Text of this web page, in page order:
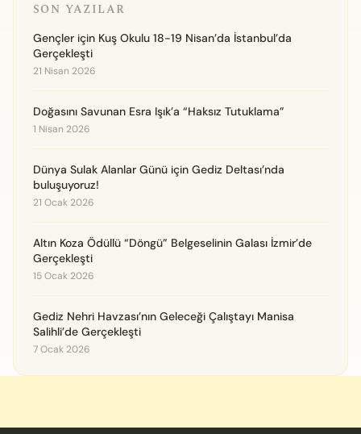
SON YAZILAR
Gençler için Kuş Okulu 18-19 Nisan’da İstanbul’da
Gerçekleşti
21 Nisan 2026
Doğasını Savunan Esra Işık’a “Haksız Tutuklama”
1 Nisan 2026
Dünya Sulak Alanlar Günü için Gediz Deltası’nda
buluşuyoruz!
21 Ocak 2026
Altın Koza Ödüllü “Döngü” Belgeselinin Galası İzmir’de
Gerçekleşti
15 Ocak 2026
Gediz Nehri Havzası’nın Geleceği Çalıştayı Manisa
Salihli’de Gerçekleşti
7 Ocak 2026